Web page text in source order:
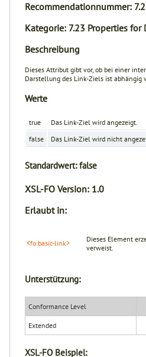
Recommendationnummer:
Kategorie: 7.23 Properties
Beschreibung
Dieses Attribut gibt vor, ob bei einer
Darstellung des Link-Ziels ist
Werte
true
Das Link-Ziel wird angezeigt.
false
Das Link-Ziel wird nicht
Standardwert:false
XSL-FO Version: 1.0
Erlaubt in:
<fo:basic-link>
Dieses Element
verweist.
Unterstützung:
Conformance Level
Extended
XSL-FO Beispiel: